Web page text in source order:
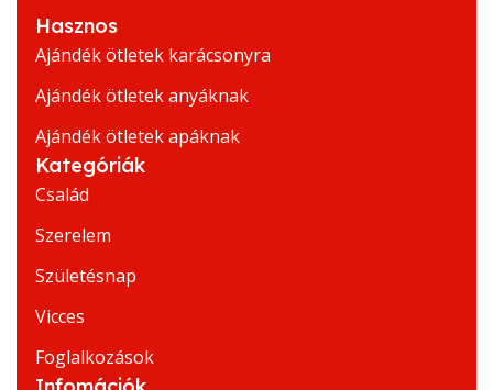
Hasznos
Ajándék ötletek karácsonyra
Ajándék ötletek anyáknak
Ajándék ötletek apáknak
Kategóriák
Család
Szerelem
Születésnap
Vicces
Foglalkozások